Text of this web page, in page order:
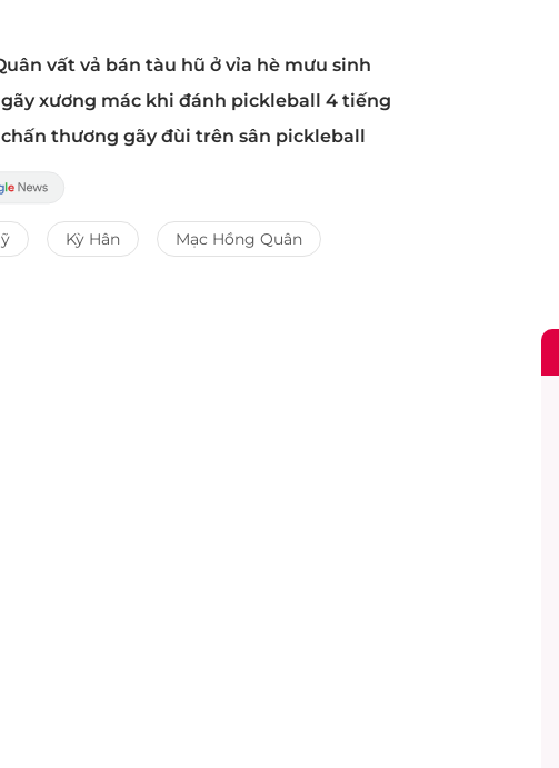
vất vả bán tàu hũ ở vỉa hè mưu sinh
xương mác khi đánh pickleball 4 tiếng
thương gãy đùi trên sân pickleball
Kỳ Hân Mạc Hồng Quân